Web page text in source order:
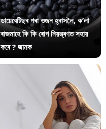
ডায়েবেটিছৰ পৰা ওজন হ্ৰাসলৈ, ক’লা
ৰাজমাহে কি কি ৰোগ নিয়ন্ত্ৰণত সহায়
কৰে ? জানক